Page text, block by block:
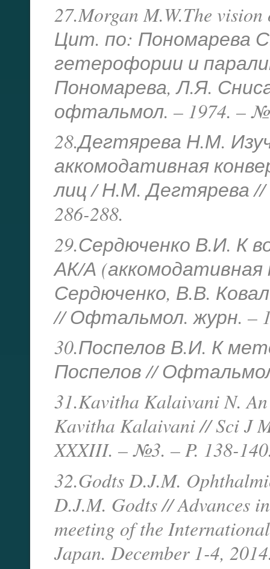
27.Morgan M.W.The
Цит. по: Пономарева
гетерофории и
Пономарева, Л.Я.
офтальмол. – 1974. –
28.Дегтярева Н.М.
аккомодативная
лиц / Н.М. Дегтярева
286-288.
29.Сердюченко В.И. К
АК/А (аккомодативная
Сердюченко, В.В.
// Офтальмол. журн. –
30.Поспелов В.И. К
Поспелов //
31.Kavitha Kalaivani N.
Kavitha Kalaivani // Sci J
XXXIII. – №3. – P. 138-
32.Godts D.J.M.
D.J.M. Godts // Advances
meeting of the
Japan. December 1-4,